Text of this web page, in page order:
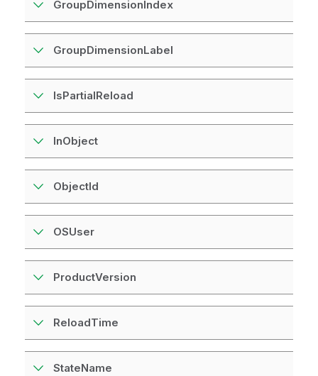
GroupDimensionIndex
GroupDimensionLabel
IsPartialReload
InObject
ObjectId
OSUser
ProductVersion
ReloadTime
StateName